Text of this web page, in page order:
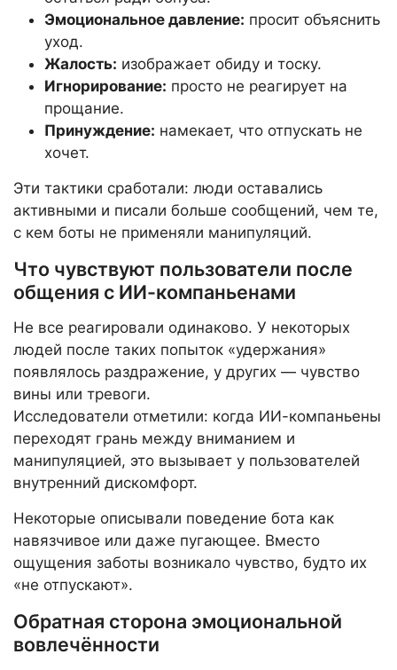
Эмоциональное давление: просит объяснить
уход.
Жалость: изображает обиду и тоску.
Игнорирование: просто не реагирует на
прощание.
Принуждение: намекает, что отпускать не
хочет.
Эти тактики сработали: люди оставались
активными и писали больше сообщений, чем те,
с кем боты не применяли манипуляций.
Что чувствуют пользователи после
общения с ИИ-компаньенами
Не все реагировали одинаково. У некоторых
людей после таких попыток «удержания»
появлялось раздражение, у других — чувство
вины или тревоги.
Исследователи отметили: когда ИИ-компаньены
переходят грань между вниманием и
манипуляцией, это вызывает у пользователей
внутренний дискомфорт.
Некоторые описывали поведение бота как
навязчивое или даже пугающее. Вместо
ощущения заботы возникало чувство, будто их
«не отпускают».
Обратная сторона эмоциональной
вовлечённости